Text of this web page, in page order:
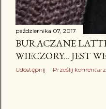
października 07, 2017
BURACZANE
WIECZORY... JEST
Udostępnij Prześlij komentarz